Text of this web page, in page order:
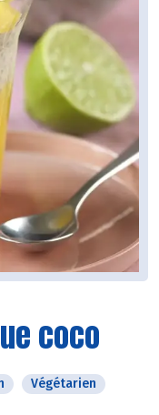
coco
Végétarien